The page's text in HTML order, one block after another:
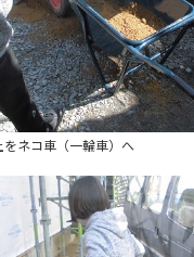
をネコ車（一輪車）へ